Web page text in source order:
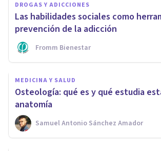
DROGAS Y ADICCIONES
Las habilidades sociales como
prevención de la adicción
Fromm Bienestar
MEDICINA Y SALUD
Osteología: qué es y qué estudia
anatomía
Samuel Antonio Sánchez Amador